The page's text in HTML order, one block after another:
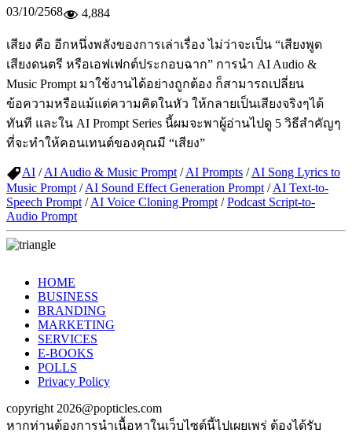
03/10/2568 4,884
เสียง คือ อีกหนึ่งพลังของการเล่าเรื่อง ไม่ว่าจะเป็น “เสียงพูด
เสียงดนตรี หรือเอฟเฟกต์ประกอบฉาก” การนำ AI Audio &
Music Prompt มาใช้งานได้อย่างถูกต้อง ก็สามารถเปลี่ยน
ข้อความหรือแม้แต่ความคิดในหัว ให้กลายเป็นเสียงจริงๆได้
ทันที และใน AI Prompt Series นี้ผมจะพาผู้อ่านไปดู 5 วิธีสำคัญๆ
ที่จะทำให้คอนเทนต์ของคุณมี “เสียง”
AI /AI Audio & Music Prompt /AI Prompts /AI Song Lyrics to
Music Prompt /AI Sound Effect Generation Prompt /AI Text-to-
Speech Prompt /AI Voice Cloning Prompt /Podcast Script-to-
Audio Prompt
HOME
BUSINESS
BRANDING
MARKETING
SERVICES
E-BOOKS
POLLS
Privacy Policy
copyright 2026@popticles.com
หากท่านต้องการนำเนื้อหาในเว็บไซต์นี้ไปเผยเพร่ ต้องได้รับ